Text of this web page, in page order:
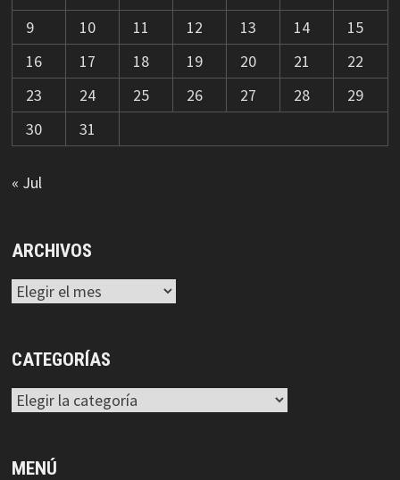
9
10 11 12 13 14
15
16
17 18 19 20 21
22
23
24 25 26 27 28
29
30
31
« Jul
ARCHIVOS
Archivos
CATEGORÍAS
Categorías
MENÚ